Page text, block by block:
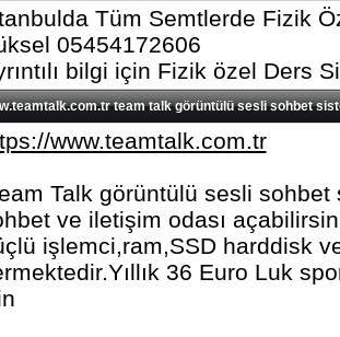
Tüm Semtlerde Fizik
05454172606
bilgi için Fizik özel Ders
team talk görüntülü sesli sohbet
www.teamtalk.com.tr
Talk görüntülü sesli
ve iletişim odası
işlemci,ram,SSD harddisk
36 Euro Luk